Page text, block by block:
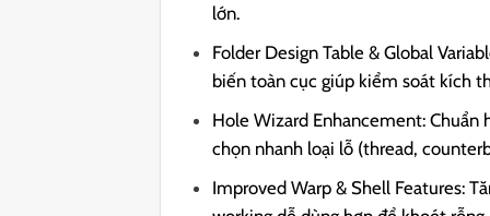
lớn.
Folder Design Table & Global
biến toàn cục giúp kiểm soát kích
Hole Wizard Enhancement: Chuẩn
chọn nhanh loại lỗ (thread,
Improved Warp & Shell Features: